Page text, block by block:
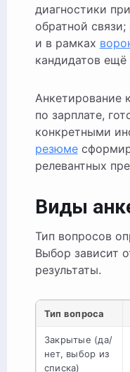
диагностики
обратной
и в рамках
кандидатов ещё
Анкетирование
по зарплате,
конкретными
резюме
релевантных
Виды
Тип вопросов
Выбор зависит
результаты.
Тип вопроса
Закрытые (да/
нет, выбор из
списка)